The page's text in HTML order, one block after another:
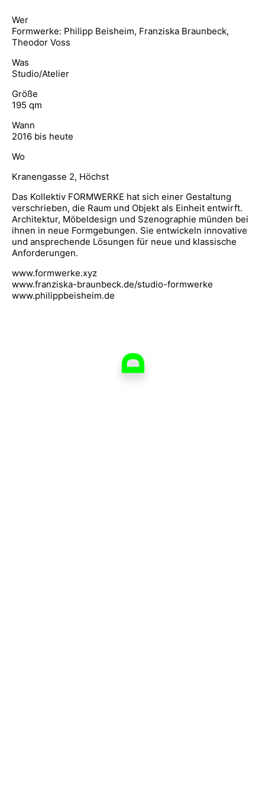
D
Wer
Formwerke: Philipp Beisheim, Franziska Braunbeck,
Theodor Voss
Was
Studio/Atelier
Größe
195 qm
Wann
2016 bis heute
Wo
Kranengasse 2, Höchst
Das Kollektiv FORMWERKE hat sich einer Gestaltung
verschrieben, die Raum und Objekt als Einheit entwirft.
Architektur, Möbeldesign und Szenographie münden bei
ihnen in neue Formgebungen. Sie entwickeln innovative
und ansprechende Lösungen für neue und klassische
Anforderungen.
www.formwerke.xyz
www.franziska-braunbeck.de/studio-formwerke
www.philippbeisheim.de